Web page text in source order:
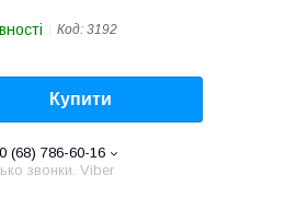
Код: 3192
Купити
(68) 786-60-16
звонки. Viber